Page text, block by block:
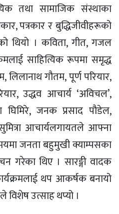
तथा सामाजिक संस्थाका
पत्रकार र बुद्धिजीवीहरूको
थियो । कविता, गीत, गजल
साहित्यिक रूपमा समृद्ध
लिलानाथ गौतम, पूर्ण परियार,
उद्धव आचार्य ‘अविचल’,
घिमिरे, जनक प्रसाद पौडेल,
आचार्यलगायतले आफ्ना
जनता बहुमुखी क्याम्पसका
गरेका थिए । सारङ्गी वादक
थप आकर्षक बनायो
विशेष उत्साह थप्यो ।